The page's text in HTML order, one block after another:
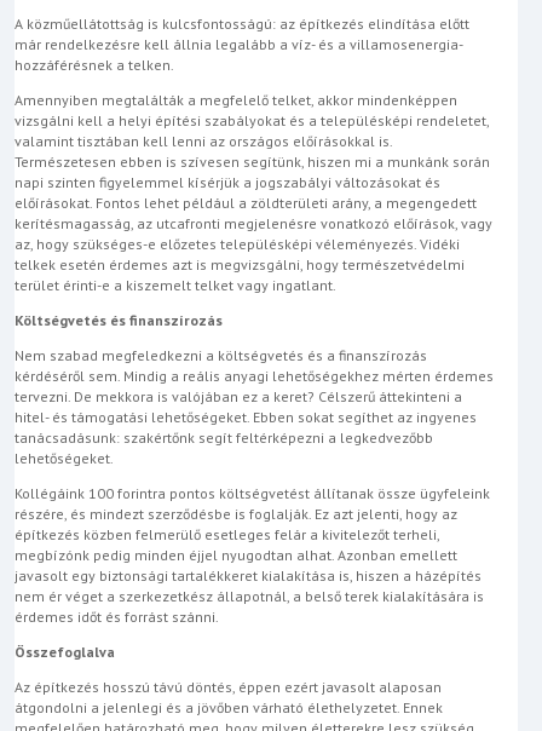
A közműellátottság is kulcsfontosságú: az építkezés elindítása előtt
már rendelkezésre kell állnia legalább a víz- és a villamosenergia-
hozzáférésnek a telken.
Amennyiben megtalálták a megfelelő telket, akkor mindenképpen
vizsgálni kell a helyi építési szabályokat és a településképi rendeletet,
valamint tisztában kell lenni az országos előírásokkal is.
Természetesen ebben is szívesen segítünk, hiszen mi a munkánk során
napi szinten figyelemmel kísérjük a jogszabályi változásokat és
előírásokat. Fontos lehet például a zöldterületi arány, a megengedett
kerítésmagasság, az utcafronti megjelenésre vonatkozó előírások, vagy
az, hogy szükséges-e előzetes településképi véleményezés. Vidéki
telkek esetén érdemes azt is megvizsgálni, hogy természetvédelmi
terület érinti-e a kiszemelt telket vagy ingatlant.
Költségvetés és finanszírozás
Nem szabad megfeledkezni a költségvetés és a finanszírozás
kérdéséről sem. Mindig a reális anyagi lehetőségekhez mérten érdemes
tervezni. De mekkora is valójában ez a keret? Célszerű áttekinteni a
hitel- és támogatási lehetőségeket. Ebben sokat segíthet az ingyenes
tanácsadásunk: szakértőnk segít feltérképezni a legkedvezőbb
lehetőségeket.
Kollégáink 100 forintra pontos költségvetést állítanak össze ügyfeleink
részére, és mindezt szerződésbe is foglalják. Ez azt jelenti, hogy az
építkezés közben felmerülő esetleges felár a kivitelezőt terheli,
megbízónk pedig minden éjjel nyugodtan alhat. Azonban emellett
javasolt egy biztonsági tartalékkeret kialakítása is, hiszen a házépítés
nem ér véget a szerkezetkész állapotnál, a belső terek kialakítására is
érdemes időt és forrást szánni.
Összefoglalva
Az építkezés hosszú távú döntés, éppen ezért javasolt alaposan
átgondolni a jelenlegi és a jövőben várható élethelyzetet. Ennek